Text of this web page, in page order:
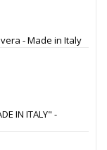
- Made in Italy
IN ITALY" -